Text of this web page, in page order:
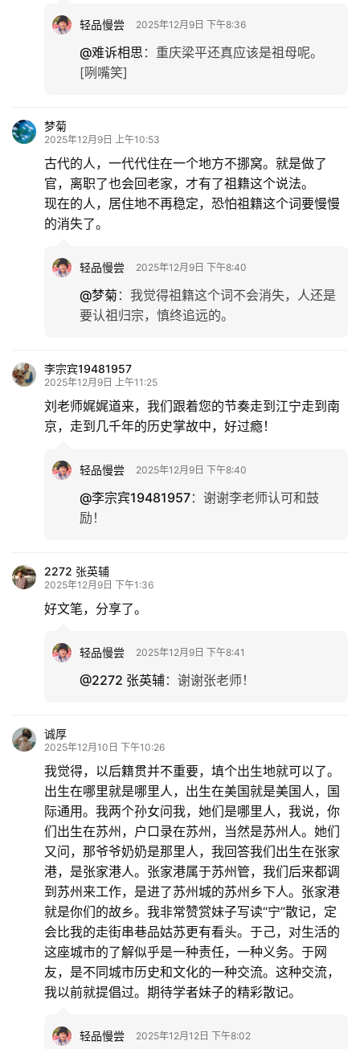
轻品慢尝 2025年12月9日 下午8:36
@难诉相思 ： 重庆梁平还真应该是祖母呢。
[咧嘴笑]
梦菊
2025年12月9日 上午10:53
古代的人，一代代住在一个地方不挪窝。就是做了
官，离职了也会回老家，才有了祖籍这个说法。
现在的人，居住地不再稳定，恐怕祖籍这个词要慢慢
的消失了。
轻品慢尝 2025年12月9日 下午8:40
@梦菊 ： 我觉得祖籍这个词不会消失，人还是
要认祖归宗，慎终追远的。
李宗宾19481957
2025年12月9日 上午11:25
刘老师娓娓道来，我们跟着您的节奏走到江宁走到南
京，走到几千年的历史掌故中，好过瘾！
轻品慢尝 2025年12月9日 下午8:40
@李宗宾19481957： 谢谢李老师认可和鼓
励！
2272 张英辅
2025年12月9日 下午1:36
好文笔，分享了。
轻品慢尝 2025年12月9日 下午8:41
@2272 张英辅： 谢谢张老师！
诚厚
2025年12月10日 下午10:26
我觉得，以后籍贯并不重要，填个出生地就可以了。
出生在哪里就是哪里人，出生在美国就是美国人，国
际通用。我两个孙女问我，她们是哪里人，我说，你
们出生在苏州，户口录在苏州，当然是苏州人。她们
又问，那爷爷奶奶是那里人，我回答我们出生在张家
港，是张家港人。张家港属于苏州管，我们后来都调
到苏州来工作，是进了苏州城的苏州乡下人。张家港
就是你们的故乡。我非常赞赏妹子写读“宁”散记，定
会比我的走街串巷品姑苏更有看头。于己，对生活的
这座城市的了解似乎是一种责任，一种义务。于网
友，是不同城市历史和文化的一种交流。这种交流，
我以前就提倡过。期待学者妹子的精彩散记。
轻品慢尝 2025年12月12日 下午8:02